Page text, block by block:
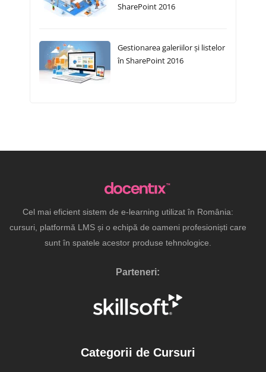
SharePoint 2016
Gestionarea galeriilor și listelor
în SharePoint 2016
Cel mai eficient sistem de e-learning utilizat în România:
cursuri, platformă LMS și o echipă de oameni profesioniști care
sunt în spatele acestor produse tehnologice.
Parteneri:
Categorii de Cursuri